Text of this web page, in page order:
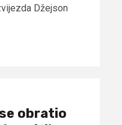
Džejson
obratio